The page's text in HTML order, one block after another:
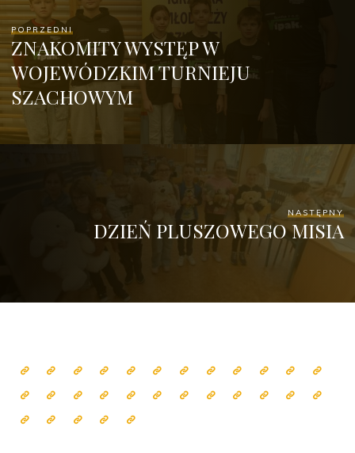
POPRZEDNI
ZNAKOMITY WYSTĘP W
WOJEWÓDZKIM TURNIEJU
SZACHOWYM
NASTĘPNY
DZIEŃ PLUSZOWEGO MISIA